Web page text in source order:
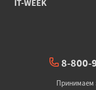
IT-WEEK
8-800-
Принимаем